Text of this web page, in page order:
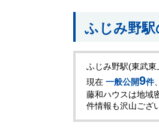
ふじみ野
ふじみ野駅(東武東
現在 一般公開9件、
藤和ハウスは地域
件情報も沢山ござ